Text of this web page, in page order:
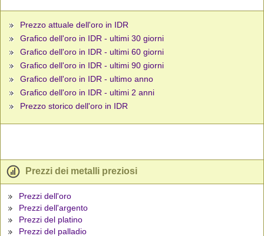
Prezzo attuale dell'oro in IDR
Grafico dell'oro in IDR - ultimi 30 giorni
Grafico dell'oro in IDR - ultimi 60 giorni
Grafico dell'oro in IDR - ultimi 90 giorni
Grafico dell'oro in IDR - ultimo anno
Grafico dell'oro in IDR - ultimi 2 anni
Prezzo storico dell'oro in IDR
Prezzi dei metalli preziosi
Prezzi dell'oro
Prezzi dell'argento
Prezzi del platino
Prezzi del palladio